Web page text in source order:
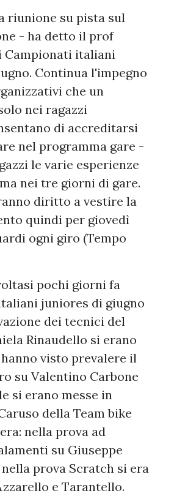
riunione su pista sul
- ha detto il prof
Campionati italiani
Continua l'impegno
che un
nei ragazzi
di accreditarsi
nel programma gare -
le varie esperienze
nei tre giorni di gare.
diritto a vestire la
quindi per giovedì
ogni giro (Tempo
pochi giorni fa
juniores di giugno
dei tecnici del
Rinaudello si erano
visto prevalere il
su Valentino Carbone
si erano messe in
della Team bike
nella prova ad
su Giuseppe
prova Scratch si era
e Tarantello.